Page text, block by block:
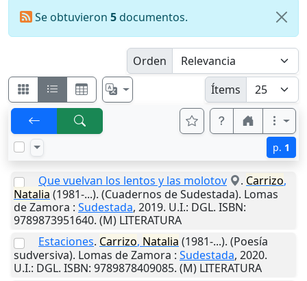
Se obtuvieron 5documentos.
Orden
Ítems
p. 1
Que vuelvan los lentos y las molotov . Carrizo,
Natalia (1981-...). (Cuadernos de Sudestada). Lomas
de Zamora : Sudestada, 2019. U.I.: DGL. ISBN:
9789873951640. (M) LITERATURA
Estaciones. Carrizo, Natalia (1981-...). (Poesía
sudversiva). Lomas de Zamora : Sudestada, 2020.
U.I.: DGL. ISBN: 9789878409085. (M) LITERATURA